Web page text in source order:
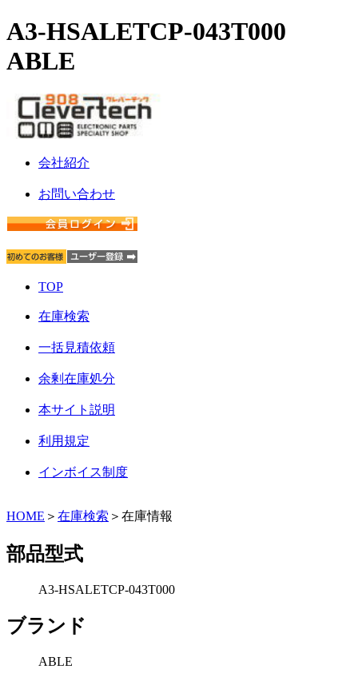
A3-HSALETCP-043T000
ABLE
会社紹介
お問い合わせ
TOP
在庫検索
一括見積依頼
余剰在庫処分
本サイト説明
利用規定
インボイス制度
HOME ＞ 在庫検索 ＞在庫情報
部品型式
A3-HSALETCP-043T000
ブランド
ABLE